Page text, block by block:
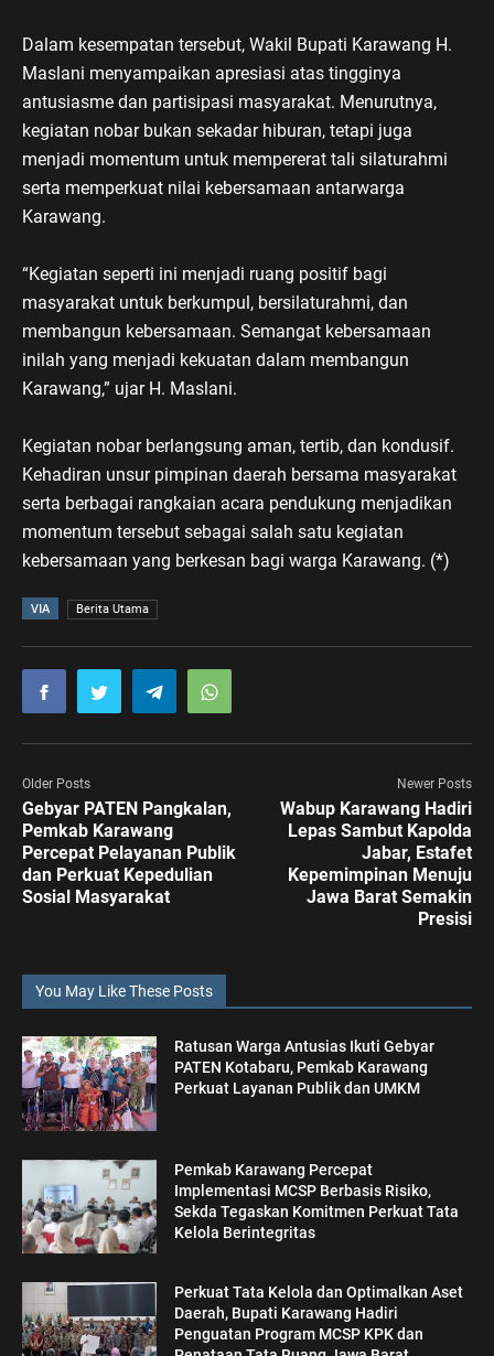
Dalam kesempatan tersebut, Wakil Bupati Karawang H.
Maslani menyampaikan apresiasi atas tingginya
antusiasme dan partisipasi masyarakat. Menurutnya,
kegiatan nobar bukan sekadar hiburan, tetapi juga
menjadi momentum untuk mempererat tali silaturahmi
serta memperkuat nilai kebersamaan antarwarga
Karawang.
“Kegiatan seperti ini menjadi ruang positif bagi
masyarakat untuk berkumpul, bersilaturahmi, dan
membangun kebersamaan. Semangat kebersamaan
inilah yang menjadi kekuatan dalam membangun
Karawang,” ujar H. Maslani.
Kegiatan nobar berlangsung aman, tertib, dan kondusif.
Kehadiran unsur pimpinan daerah bersama masyarakat
serta berbagai rangkaian acara pendukung menjadikan
momentum tersebut sebagai salah satu kegiatan
kebersamaan yang berkesan bagi warga Karawang. (*)
VIA Berita Utama
Older Posts
Gebyar PATEN Pangkalan,
Pemkab Karawang
Percepat Pelayanan Publik
dan Perkuat Kepedulian
Sosial Masyarakat
Newer Posts
Wabup Karawang Hadiri
Lepas Sambut Kapolda
Jabar, Estafet
Kepemimpinan Menuju
Jawa Barat Semakin
Presisi
You May Like These Posts
Ratusan Warga Antusias Ikuti Gebyar
PATEN Kotabaru, Pemkab Karawang
Perkuat Layanan Publik dan UMKM
Pemkab Karawang Percepat
Implementasi MCSP Berbasis Risiko,
Sekda Tegaskan Komitmen Perkuat Tata
Kelola Berintegritas
Perkuat Tata Kelola dan Optimalkan Aset
Daerah, Bupati Karawang Hadiri
Penguatan Program MCSP KPK dan